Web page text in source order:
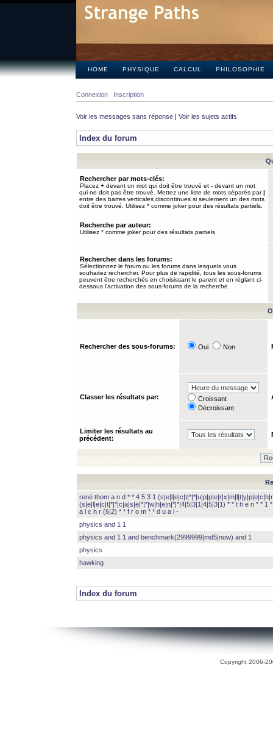
HOME PHYSIQUE CALCUL PHILOSOPHIE
Connexion Inscription
Voir les messages sans réponse | Voir les sujets actifs
Index du forum
Rechercher par mots-clés:
Placez + devant un mot qui doit être trouvé et - devant un mot
qui ne doit pas être trouvé. Mettez une liste de mots séparés par|
entre des barres verticales discontinues si seulement un des mots
doit être trouvé. Utilisez * comme joker pour des résultats partiels.
Recherche par auteur:
Utilisez * comme joker pour des résultats partiels.
Rechercher dans les forums:
Sélectionnez le forum ou les forums dans lesquels vous
souhaitez rechercher. Pour plus de rapidité, tous les sous-forums
peuvent être recherchés en choisissant le parent et en réglant ci-
dessous l’activation des sous-forums de la recherche.
Rechercher des sous-forums: Oui Non
Classer les résultats par:
Croissant
Décroissant
Limiter les résultats au
précédent:
rené thom a n d * * 4 5 3 1
(s|e|l|e|c|t|*|*|c|a|s|e|*|*|w|h|e|n|*|*|4|5|3|1|4|5|3|1) * * t h e n * * 1
a l c h r (6|2) * * f r o m * * d u a l -
physics and 1 1
physics and 1 1 and benchmark(2999999|md5|now) and 1
physics
hawking
Index du forum
Copyright 2006-